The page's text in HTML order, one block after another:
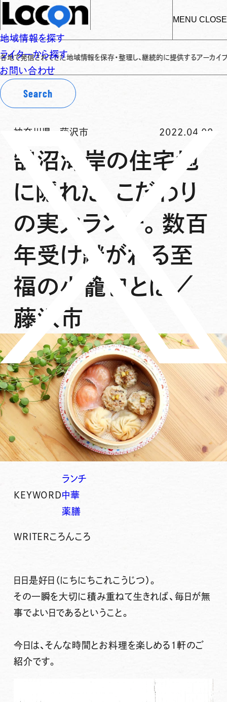
MENU CLOSE
地域情報を探す
ライターから探す
お問い合わせ
Search
た地域情報を保存・整理し、継続的に提供するアーカイブサイトです✌
神奈川県 藤沢市 2022.04.09
鵠沼海岸の住宅地
に隠れた、こだわり
の実力ランチ。数百
年受け継がれる至
福の小籠包とは／
藤沢市
KEYWORD
ランチ
中華
薬膳
WRITERころんころ
日日是好日（にちにちこれこうじつ）。
その一瞬を大切に積み重ねて生きれば、毎日が無
事でよい日であるということ。
今日は、そんな時間とお料理を楽しめる1軒のご
紹介です。